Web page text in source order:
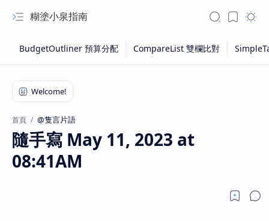
糊塗小泉指南
首頁 @隻言片語
隨手寫 May 11, 2023 at
08:41AM